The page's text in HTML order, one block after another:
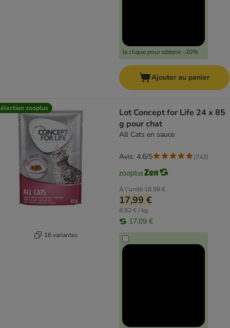
Je clique pour obtenir -20%
Ajouter au panier
zooplus
16 variantes
Lot Concept for Life 24 x 85
g pour chat
All Cats en sauce
À l'unité 18,98 €
17,99 €
8,82 € / kg
17,09 €
Avis: 4.6/5 (742)